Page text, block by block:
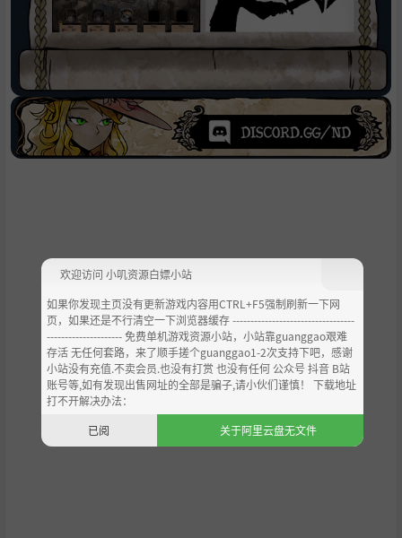
欢迎访问 小叽资源白嫖小站
如果你发现主页没有更新游戏内容用CTRL+F5强制刷新一下网
页，如果还是不行清空一下浏览器缓存 ----------------------------------
--------------------- 免费单机游戏资源小站，小站靠guanggao艰难
存活 无任何套路，来了顺手搓个guanggao1-2次支持下吧，感谢
小站没有充值.不卖会员.也没有打赏 也没有任何 公众号 抖音 B站
账号等,如有发现出售网址的全部是骗子,请小伙们谨慎！ 下载地址
打不开解决办法：
已阅
关于阿里云盘无文件